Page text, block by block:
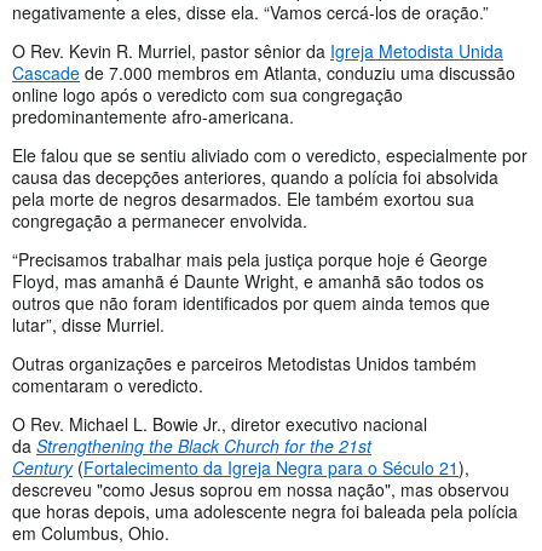
negativamente a eles, disse ela. “Vamos cercá-los de oração.”
O Rev. Kevin R. Murriel, pastor sênior da Igreja Metodista Unida
Cascade de 7.000 membros em Atlanta, conduziu uma discussão
online logo após o veredicto com sua congregação
predominantemente afro-americana.
Ele falou que se sentiu aliviado com o veredicto, especialmente por
causa das decepções anteriores, quando a polícia foi absolvida
pela morte de negros desarmados. Ele também exortou sua
congregação a permanecer envolvida.
“Precisamos trabalhar mais pela justiça porque hoje é George
Floyd, mas amanhã é Daunte Wright, e amanhã são todos os
outros que não foram identificados por quem ainda temos que
lutar”, disse Murriel.
Outras organizações e parceiros Metodistas Unidos também
comentaram o veredicto.
O Rev. Michael L. Bowie Jr., diretor executivo nacional
da Strengthening the Black Church for the 21st
Century(Fortalecimento da Igreja Negra para o Século 21),
descreveu "como Jesus soprou em nossa nação", mas observou
que horas depois, uma adolescente negra foi baleada pela polícia
em Columbus, Ohio.